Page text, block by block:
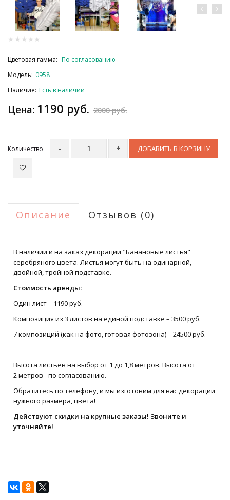
Цветовая гамма: По согласованию
Модель: 0958
Наличие: Есть в наличии
Цена: 1190 руб. 2000 руб.
Количество ДОБАВИТЬ В КОРЗИНУ
Описание Отзывов (0)
В наличии и на заказ декорации "Банановые листья"
серебряного цвета. Листья могут быть на одинарной,
двойной, тройной подставке.
Стоимость аренды:
Один лист – 1190 руб.
Композиция из 3 листов на единой подставке – 3500 руб.
7 композиций (как на фото, готовая фотозона) – 24500 руб.
Высота листьев на выбор от 1 до 1,8 метров. Высота от
2 метров - по согласованию.
Обратитесь по телефону, и мы изготовим для вас декорации
нужного размера, цвета!
Действуют скидки на крупные заказы! Звоните и
уточняйте!